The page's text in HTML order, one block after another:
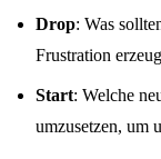
Drop: Was
Frustration
Start: Welche
umzusetzen, um